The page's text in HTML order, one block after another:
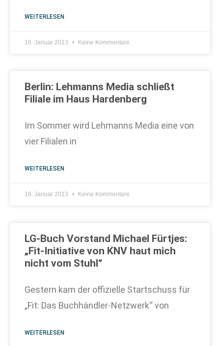
WEITERLESEN
16. Januar 2013 Keine Kommentare
Berlin: Lehmanns Media schließt
Filiale im Haus Hardenberg
Im Sommer wird Lehmanns Media eine von
vier Filialen in
WEITERLESEN
16. Januar 2013 Keine Kommentare
LG-Buch Vorstand Michael Fürtjes:
„Fit-Initiative von KNV haut mich
nicht vom Stuhl“
Gestern kam der offizielle Startschuss für
„Fit: Das Buchhändler-Netzwerk“ von
WEITERLESEN